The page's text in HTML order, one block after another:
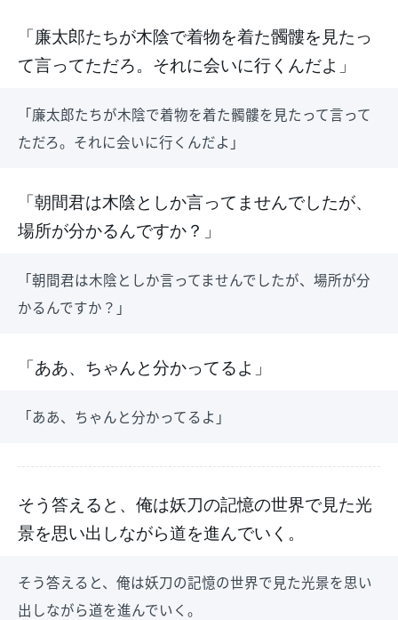
「廉太郎たちが木陰で着物を着た髑髏を見たっ
て言ってただろ。それに会いに行くんだよ」
「廉太郎たちが木陰で着物を着た髑髏を見たって言って
ただろ。それに会いに行くんだよ」
「朝間君は木陰としか言ってませんでしたが、
場所が分かるんですか？」
「朝間君は木陰としか言ってませんでしたが、場所が分
かるんですか？」
「ああ、ちゃんと分かってるよ」
「ああ、ちゃんと分かってるよ」
そう答えると、俺は妖刀の記憶の世界で見た光
景を思い出しながら道を進んでいく。
そう答えると、俺は妖刀の記憶の世界で見た光景を思い
出しながら道を進んでいく。